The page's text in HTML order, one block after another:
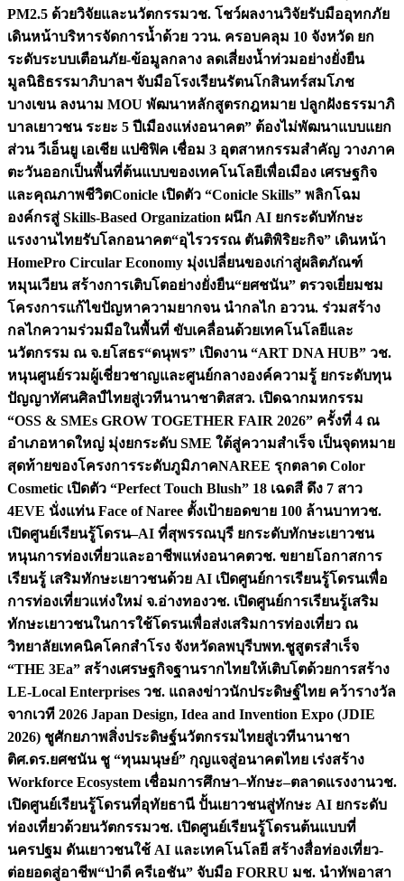
PM2.5 ด้วยวิจัยและนวัตกรรมวช. โชว์ผลงานวิจัยรับมืออุทกภัย
เดินหน้าบริหารจัดการน้ำด้วย ววน. ครอบคลุม 10 จังหวัด ยก
ระดับระบบเตือนภัย-ข้อมูลกลาง ลดเสี่ยงน้ำท่วมอย่างยั่งยืน
มูลนิธิธรรมาภิบาลฯ จับมือโรงเรียนรัตนโกสินทร์สมโภช
บางเขน ลงนาม MOU พัฒนาหลักสูตรกฎหมาย ปลูกฝังธรรมาภิ
บาลเยาวชน ระยะ 5 ปีเมืองแห่งอนาคต” ต้องไม่พัฒนาแบบแยก
ส่วน วีเอ็นยู เอเชีย แปซิฟิค เชื่อม 3 อุตสาหกรรมสำคัญ วางภาค
ตะวันออกเป็นพื้นที่ต้นแบบของเทคโนโลยีเพื่อเมือง เศรษฐกิจ
และคุณภาพชีวิตConicle เปิดตัว “Conicle Skills” พลิกโฉม
องค์กรสู่ Skills-Based Organization ผนึก AI ยกระดับทักษะ
แรงงานไทยรับโลกอนาคต“อุไรวรรณ ตันติพิริยะกิจ” เดินหน้า
HomePro Circular Economy มุ่งเปลี่ยนของเก่าสู่ผลิตภัณฑ์
หมุนเวียน สร้างการเติบโตอย่างยั่งยืน“ยศชนัน” ตรวจเยี่ยมชม
โครงการแก้ไขปัญหาความยากจน นำกลไก อววน. ร่วมสร้าง
กลไกความร่วมมือในพื้นที่ ขับเคลื่อนด้วยเทคโนโลยีและ
นวัตกรรม ณ จ.ยโสธร“ดนุพร” เปิดงาน “ART DNA HUB” วช.
หนุนศูนย์รวมผู้เชี่ยวชาญและศูนย์กลางองค์ความรู้ ยกระดับทุน
ปัญญาทัศนศิลป์ไทยสู่เวทีนานาชาติสสว. เปิดฉากมหกรรม
“OSS & SMEs GROW TOGETHER FAIR 2026” ครั้งที่ 4 ณ
อำเภอหาดใหญ่ มุ่งยกระดับ SME ใต้สู่ความสำเร็จ เป็นจุดหมาย
สุดท้ายของโครงการระดับภูมิภาคNAREE รุกตลาด Color
Cosmetic เปิดตัว “Perfect Touch Blush” 18 เฉดสี ดึง 7 สาว
4EVE นั่งแท่น Face of Naree ตั้งเป้ายอดขาย 100 ล้านบาทวช.
เปิดศูนย์เรียนรู้โดรน–AI ที่สุพรรณบุรี ยกระดับทักษะเยาวชน
หนุนการท่องเที่ยวและอาชีพแห่งอนาคตวช. ขยายโอกาสการ
เรียนรู้ เสริมทักษะเยาวชนด้วย AI เปิดศูนย์การเรียนรู้โดรนเพื่อ
การท่องเที่ยวแห่งใหม่ จ.อ่างทองวช. เปิดศูนย์การเรียนรู้เสริม
ทักษะเยาวชนในการใช้โดรนเพื่อส่งเสริมการท่องเที่ยว ณ
วิทยาลัยเทคนิคโคกสำโรง จังหวัดลพบุรีบพท.ชูสูตรสำเร็จ
“THE 3Ea” สร้างเศรษฐกิจฐานรากไทยให้เติบโตด้วยการสร้าง
LE-Local Enterprises วช. แถลงข่าวนักประดิษฐ์ไทย คว้ารางวัล
จากเวที 2026 Japan Design, Idea and Invention Expo (JDIE
2026) ชูศักยภาพสิ่งประดิษฐ์นวัตกรรมไทยสู่เวทีนานาชา
ติศ.ดร.ยศชนัน ชู “ทุนมนุษย์” กุญแจสู่อนาคตไทย เร่งสร้าง
Workforce Ecosystem เชื่อมการศึกษา–ทักษะ–ตลาดแรงงานวช.
เปิดศูนย์เรียนรู้โดรนที่อุทัยธานี ปั้นเยาวชนสู่ทักษะ AI ยกระดับ
ท่องเที่ยวด้วยนวัตกรรมวช. เปิดศูนย์เรียนรู้โดรนต้นแบบที่
นครปฐม ดันเยาวชนใช้ AI และเทคโนโลยี สร้างสื่อท่องเที่ยว-
ต่อยอดสู่อาชีพ“ป่าดี ครีเอชัน” จับมือ FORRU มช. นำทัพอาสา